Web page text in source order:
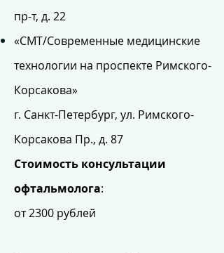
пр-т, д. 22
«СМТ/Современные медицинские
технологии на проспекте Римского-
Корсакова»
г. Санкт-Петербург, ул. Римского-
Корсакова Пр., д. 87
Стоимость консультации
офтальмолога:
от 2300 рублей